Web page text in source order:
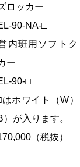
ロッカー
90-NA-□
内班用ソフト
ー
90-□
ホワイト（W）
）が入ります。
（税抜）